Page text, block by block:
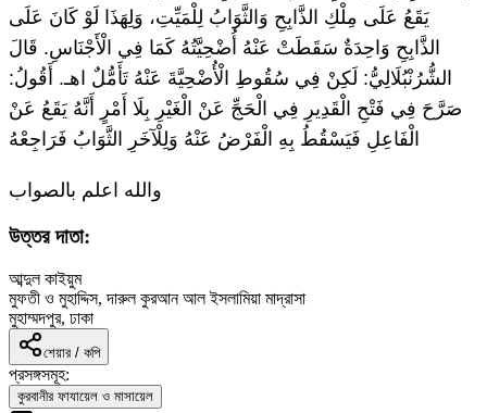
يَقَعُ عَلَى مِلْكِ الذَّابِحِ وَالثَّوَابُ لِلْمَيِّتِ، وَلِهَذَا لَوْ كَانَ عَلَى
الذَّابِحِ وَاحِدَةٌ سَقَطَتْ عَنْهُ أُضْحِيَّتُهُ كَمَا فِي الْأَجْنَاسِ. قَالَ
الشُّرُنْبُلَالِيُّ: لَكِنْ فِي سُقُوطِ الْأُضْحِيَّةَ عَنْهُ تَأَمُّلٌ اهـ. أَقُولُ:
صَرَّحَ فِي فَتْحِ الْقَدِيرِ فِي الْحَجِّ عَنْ الْغَيْرِ بِلَا أَمْرٍ أَنَّهُ يَقَعُ عَنْ
الْفَاعِلِ فَيَسْقُطُ بِهِ الْفَرْضُ عَنْهُ وَلِلْآخَرِ الثَّوَابُ فَرَاجِعْهُ
والله اعلم بالصواب
উত্তর দাতা:
আব্দুল কাইয়ুম
মুফতী ও মুহাদ্দিস, দারুল কুরআন আল ইসলামিয়া মাদ্রাসা
মুহাম্মদপুর, ঢাকা
শেয়ার / কপি
প্রসঙ্গসমূহ:
কুরবানীর ফাযায়েল ও মাসায়েল